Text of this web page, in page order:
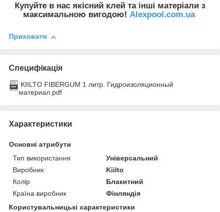
Купуйте в нас якісний клей та інші матеріали з
максимальною вигодою! Alexpool.com.ua
Приховати
Специфікація
KIILTO FIBERGUM 1 литр. Гидроизоляционный
материал.pdf
Характеристики
Основні атрибути
Тип використання
Універсальний
Виробник
Kiilto
Колір
Блакитний
Країна виробник
Фінляндія
Користувальницькі характеристики